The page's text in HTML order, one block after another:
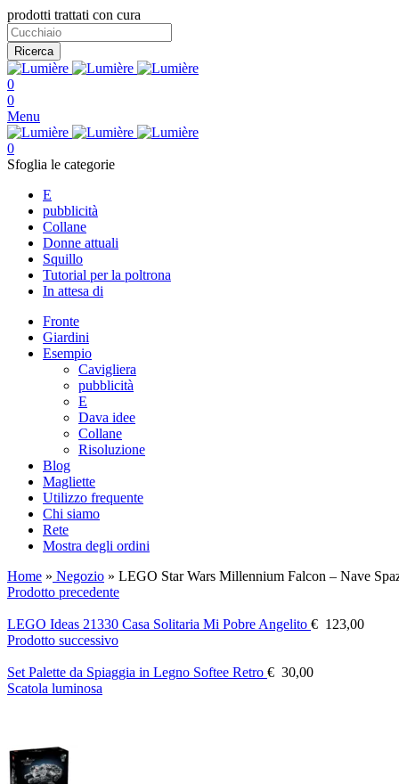
prodotti trattati con cura
Ricerca
0
0
Menu
0
Sfoglia le categorie
E
pubblicità
Collane
Donne attuali
Squillo
Tutorial per la poltrona
In attesa di
Fronte
Giardini
Esempio
Cavigliera
pubblicità
E
Dava idee
Collane
Risoluzione
Blog
Magliette
Utilizzo frequente
Chi siamo
Rete
Mostra degli ordini
Home » Negozio » LEGO Star Wars Millennium Falcon – Nave
Prodotto precedente
LEGO Ideas 21330 Casa Solitaria Mi Pobre Angelito € 123,00
Prodotto successivo
Set Palette da Spiaggia in Legno Softee Retro € 30,00
Scatola luminosa